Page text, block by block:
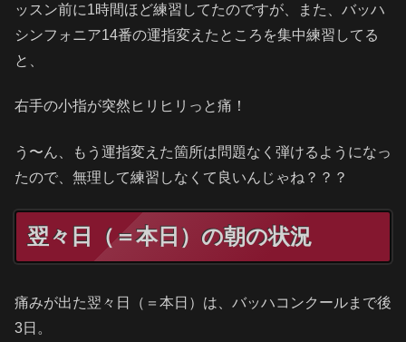
ッスン前に1時間ほど練習してたのですが、また、バッハ
シンフォニア14番の運指変えたところを集中練習してる
と、
右手の小指が突然ヒリヒリっと痛！
う〜ん、もう運指変えた箇所は問題なく弾けるようになっ
たので、無理して練習しなくて良いんじゃね？？？
翌々日（＝本日）の朝の状況
痛みが出た翌々日（＝本日）は、バッハコンクールまで後
3日。